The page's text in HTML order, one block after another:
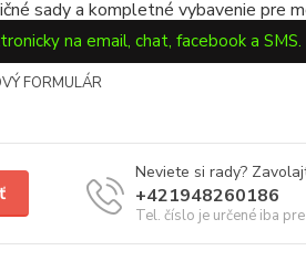
sady a kompletné vybavenie pre
na email, chat, facebook a SMS.
FORMULÁR
Neviete si rady?
+421948260186
Tel. číslo je určené iba pre